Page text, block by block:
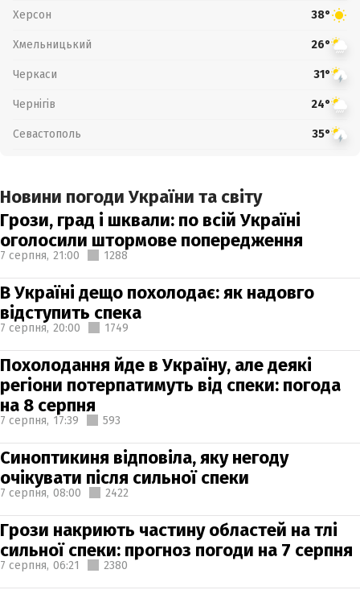
Херсон 38°
Хмельницький 26°
Черкаси 31°
Чернігів 24°
Севастополь 35°
Новини погоди України та світу
Грози, град і шквали: по всій Україні
оголосили штормове попередження
7 серпня, 21:00 1288
В Україні дещо похолодає: як надовго
відступить спека
7 серпня, 20:00 1749
Похолодання йде в Україну, але деякі
регіони потерпатимуть від спеки: погода
на 8 серпня
7 серпня, 17:39 593
Синоптикиня відповіла, яку негоду
очікувати після сильної спеки
7 серпня, 08:00 2422
Грози накриють частину областей на тлі
сильної спеки: прогноз погоди на 7 серпня
7 серпня, 06:21 2380